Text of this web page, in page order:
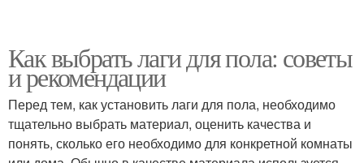
Как выбрать лаги для пола: советы
и рекомендации
Перед тем, как установить лаги для пола, необходимо
тщательно выбрать материал, оценить качества и
понять, сколько его необходимо для конкретной комнаты